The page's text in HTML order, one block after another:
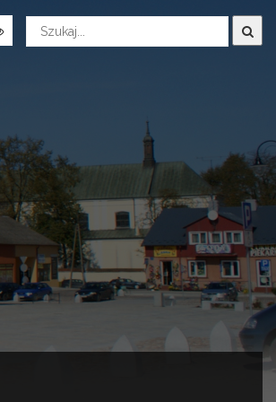
Wyszukaj